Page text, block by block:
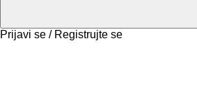
Prijavi se / Registrujte se